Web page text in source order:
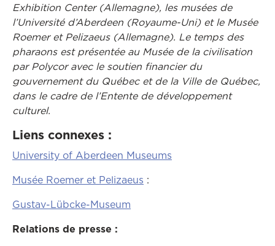
Exhibition Center (Allemagne), les musées de
l’Université d’Aberdeen (Royaume-Uni) et le Musée
Roemer et Pelizaeus (Allemagne). Le temps des
pharaons est présentée au Musée de la civilisation
par Polycor avec le soutien financier du
gouvernement du Québec et de la Ville de Québec,
dans le cadre de l’Entente de développement
culturel.
Liens connexes :
University of Aberdeen Museums
Musée Roemer et Pelizaeus :
Gustav-Lübcke-Museum
Relations de presse :